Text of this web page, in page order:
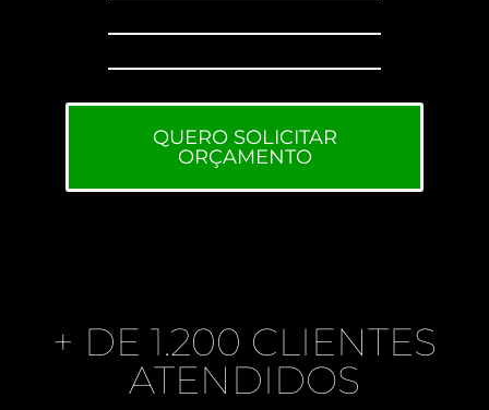
QUERO SOLICITAR
ORÇAMENTO
+ DE 1.200 CLIENTES
ATENDIDOS